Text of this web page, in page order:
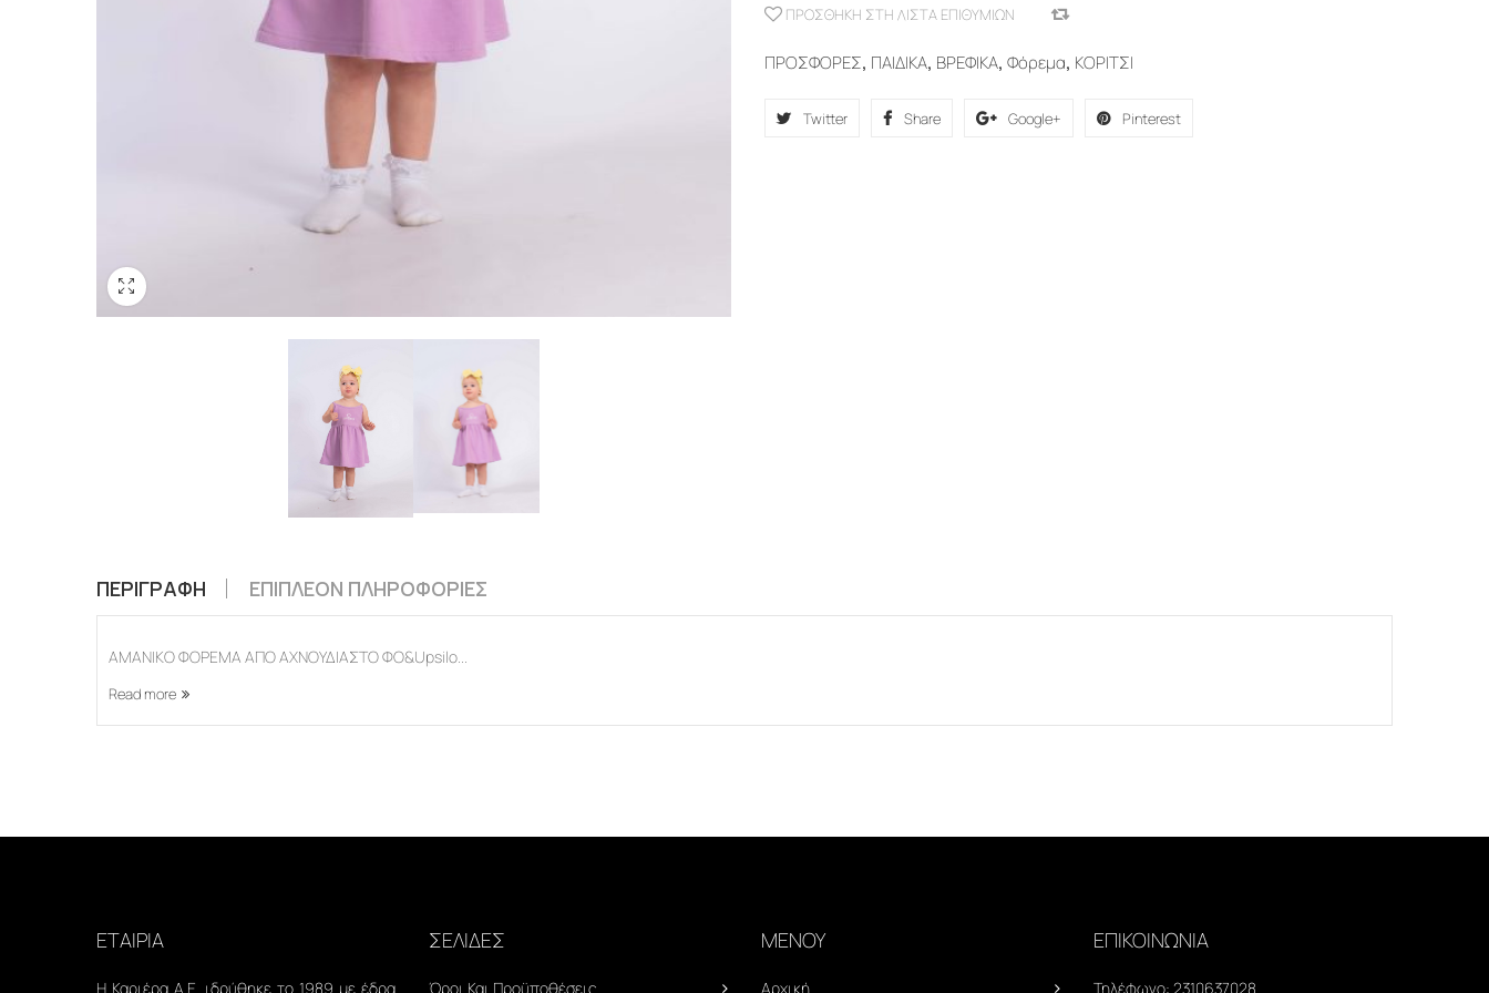
ΠΡΟΣΘΉΚΗ ΣΤΗ ΛΊΣΤΑ ΕΠΙΘΥΜΙΏΝ
ΠΡΟΣΦΟΡΕΣ, ΠΑΙΔΙΚΑ, ΒΡΕΦΙΚΑ,Φόρεμα, ΚΟΡΙΤΣΙ
Twitter Share Google+ Pinterest
ΠΕΡΙΓΡΑΦΉ ΕΠΙΠΛΈΟΝ ΠΛΗΡΟΦΟΡΊΕΣ
ΑΜΑΝΙΚΟ ΦΟΡΕΜΑ ΑΠΟ ΑΧΝΟΥΔΙΑΣΤΟ ΦΟ&Upsilo...
Read more
ΕΤΑΙΡΙΑ
Η Καριέρα Α.Ε. ιδρύθηκε το 1989 με έδρα
ΣΕΛΙΔΕΣ
Όροι Και Προϋποθέσεις
ΜΕΝΟΥ
Αρχική
ΕΠΙΚΟΙΝΩΝΙΑ
Τηλέφωνο: 2310637028